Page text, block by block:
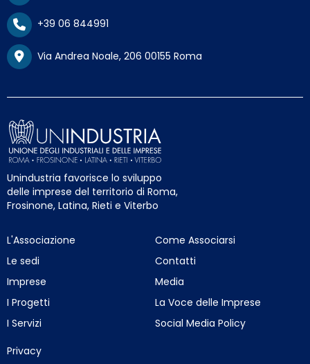
+39 06 844991
Via Andrea Noale, 206 00155 Roma
Unindustria favorisce lo sviluppo
delle imprese del territorio di Roma,
Frosinone, Latina, Rieti e Viterbo
L'Associazione
Le sedi
Imprese
I Progetti
I Servizi
Come Associarsi
Contatti
Media
La Voce delle Imprese
Social Media Policy
Privacy